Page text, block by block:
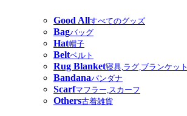
Good Allすべてのグッズ
Bagバッグ
Hat帽子
Beltベルト
Rug Blanket寝具,ラグ,ブランケット
Bandanaバンダナ
Scarfマフラー,スカーフ
Others古着雑貨